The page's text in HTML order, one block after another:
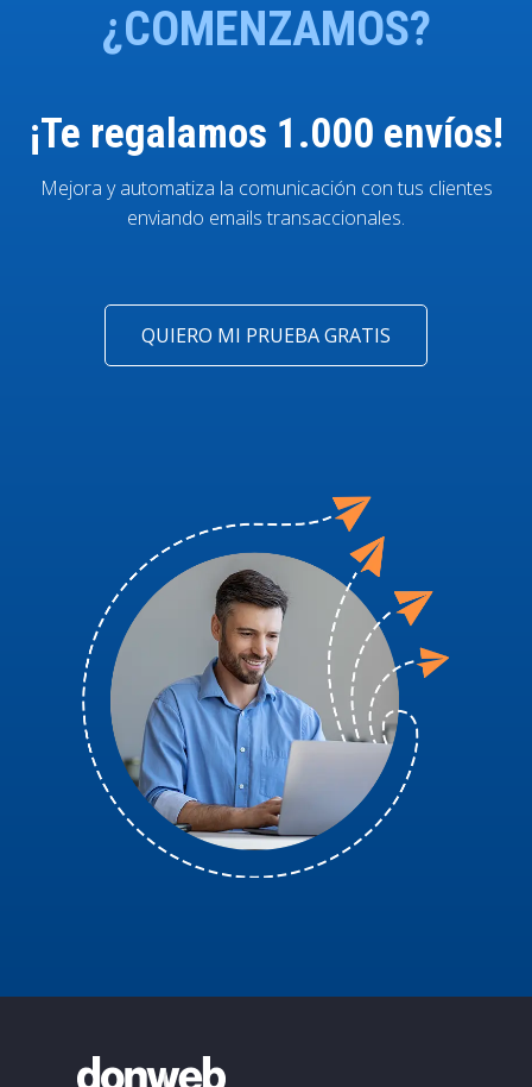
¿COMENZAMOS?
¡Te regalamos 1.000 envíos!
Mejora y automatiza la comunicación con tus clientes
enviando emails transaccionales.
QUIERO MI PRUEBA GRATIS